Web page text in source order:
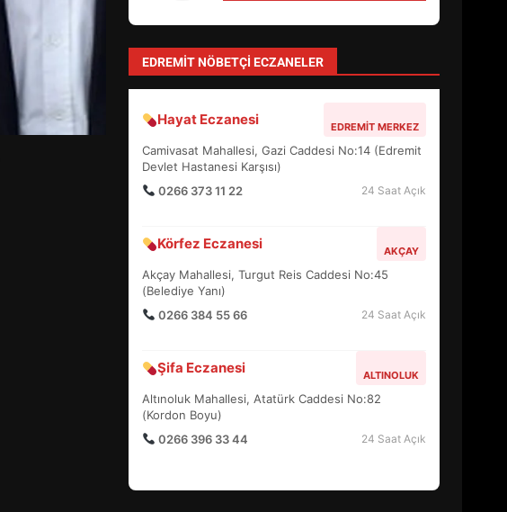
EDREMIT NÖBETÇI ECZANELER
Hayat Eczanesi EDREMIT MERKEZ
Camivasat Mahallesi, Gazi Caddesi No:14 (Edremit
Devlet Hastanesi Karşısı)
0266 373 11 22
24 Saat Açık
Körfez Eczanesi AKÇAY
Akçay Mahallesi, Turgut Reis Caddesi No:45
(Belediye Yanı)
0266 384 55 66
24 Saat Açık
Şifa Eczanesi ALTINOLUK
Altınoluk Mahallesi, Atatürk Caddesi No:82
(Kordon Boyu)
0266 396 33 44
24 Saat Açık
3
DEĞİŞECEK?
4
EDREMİT’İN GURURU TÜRKİYE
FİNALİNDE NE BAŞARDI?
5
BALIKESİR MÜZELERİNDE
SÜRE UZATILDI: NE DEĞİŞTİ?
6
BURHANİYE SATRANÇ
TURNUVASI KAYITLARI NEYİ
DEĞİŞTİRİYOR?
BELEDİYESPOR’DA YENİ